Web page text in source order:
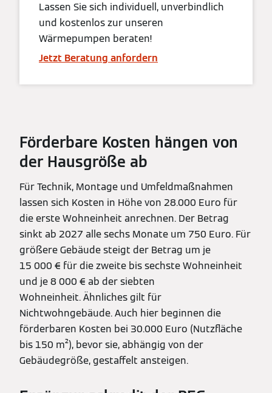
Lassen Sie sich individuell, unverbindlich
und kostenlos zur unseren
Wärmepumpen beraten!
Jetzt Beratung anfordern
Förderbare Kosten hängen von
der Hausgröße ab
Für Technik, Montage und Umfeldmaßnahmen
lassen sich Kosten in Höhe von 28.000 Euro für
die erste Wohneinheit anrechnen. Der Betrag
sinkt ab 2027 alle sechs Monate um 750 Euro. Für
größere Gebäude steigt der Betrag um je
15 000 € für die zweite bis sechste Wohneinheit
und je 8 000 € ab der siebten
Wohneinheit. Ähnliches gilt für
Nichtwohngebäude. Auch hier beginnen die
förderbaren Kosten bei 30.000 Euro (Nutzfläche
bis 150 m²), bevor sie, abhängig von der
Gebäudegröße, gestaffelt ansteigen.